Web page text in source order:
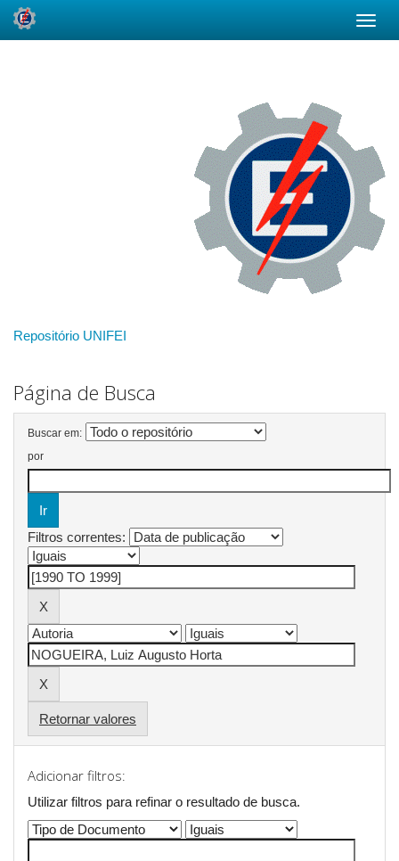
Repositório UNIFEI
Página de Busca
Buscar em:
por
Filtros correntes:
Retornar valores
Adicionar filtros:
Utilizar filtros para refinar o resultado de busca.